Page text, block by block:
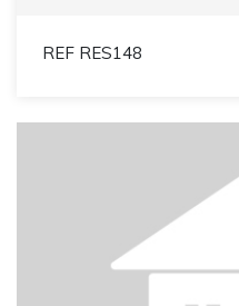
REF RES148